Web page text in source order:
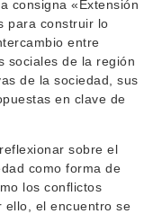
consigna «Extensión
para construir lo
entre
sociales de la región
de la sociedad, sus
en clave de
sobre el
como forma de
los conflictos
ello, el encuentro se